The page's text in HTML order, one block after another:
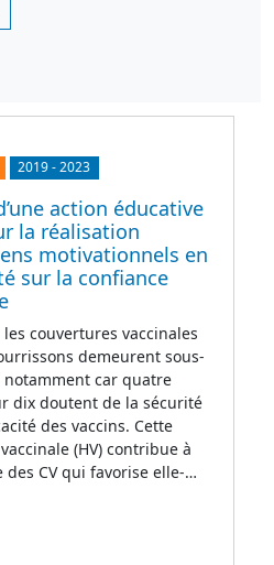
2019-2023
action éducative
la réalisation
motivationnels en
sur la confiance
les couvertures vaccinales
demeurent sous-
notamment car quatre
dix doutent de la sécurité
des vaccins. Cette
(HV) contribue à
des CV qui favorise elle-…